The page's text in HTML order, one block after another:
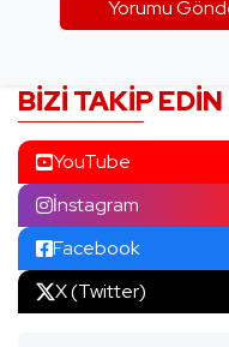
BIZI TAKIP EDIN
YouTube
İnstagram
Facebook
X (Twitter)